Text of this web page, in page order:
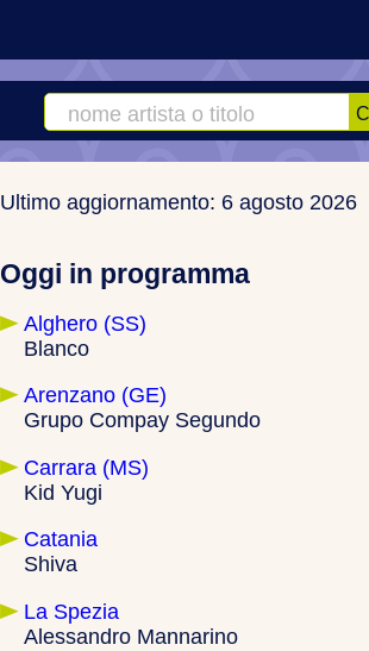
Cerca
Ultimo aggiornamento: 6 agosto 2026
Oggi in programma
Alghero (SS)
Blanco
Arenzano (GE)
Grupo Compay Segundo
Carrara (MS)
Kid Yugi
Catania
Shiva
La Spezia
Alessandro Mannarino